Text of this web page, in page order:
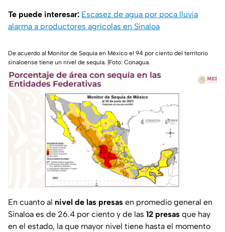
Te puede interesar: Escasez de agua por poca lluvia
alarma a productores agrícolas en Sinaloa
De acuerdo al Monitor de Sequía en México el 94 por ciento del territorio
sinaloense tiene un nivel de sequía. |Foto: Conagua.
En cuanto al nivel de las presas en promedio general en
Sinaloa es de 26.4 por ciento y de las 12 presas que hay
en el estado, la que mayor nivel tiene hasta el momento